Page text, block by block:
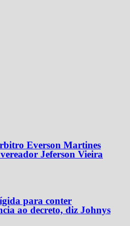
Everson Martines
Jeferson Vieira
para conter
ao decreto, diz Johnys